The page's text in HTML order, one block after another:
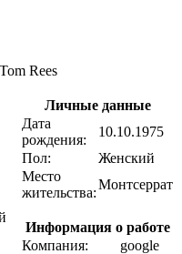
Rees
Личные данные
Дата
рождения:
10.10.1975
Пол:
Женский
Место
жительства:
Монтсеррат
Информация о работе
Компания:
google